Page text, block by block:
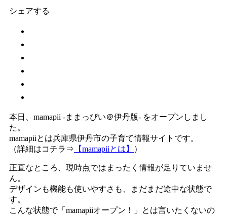
シェアする
本日、mamapii -ままっぴい＠伊丹版- をオープンしまし
た。
mamapiiとは兵庫県伊丹市の子育て情報サイトです。
（詳細はコチラ⇒ 【mamapiiとは】 ）
正直なところ、現時点ではまったく情報が足りていませ
ん。
デザインも機能も使いやすさも、まだまだ途中な状態で
す。
こんな状態で「mamapiiオープン！」とは言いたくないの